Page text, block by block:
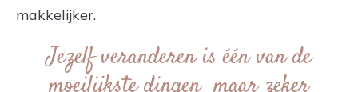
makkelijker.
Jezelf veranderen is één van de